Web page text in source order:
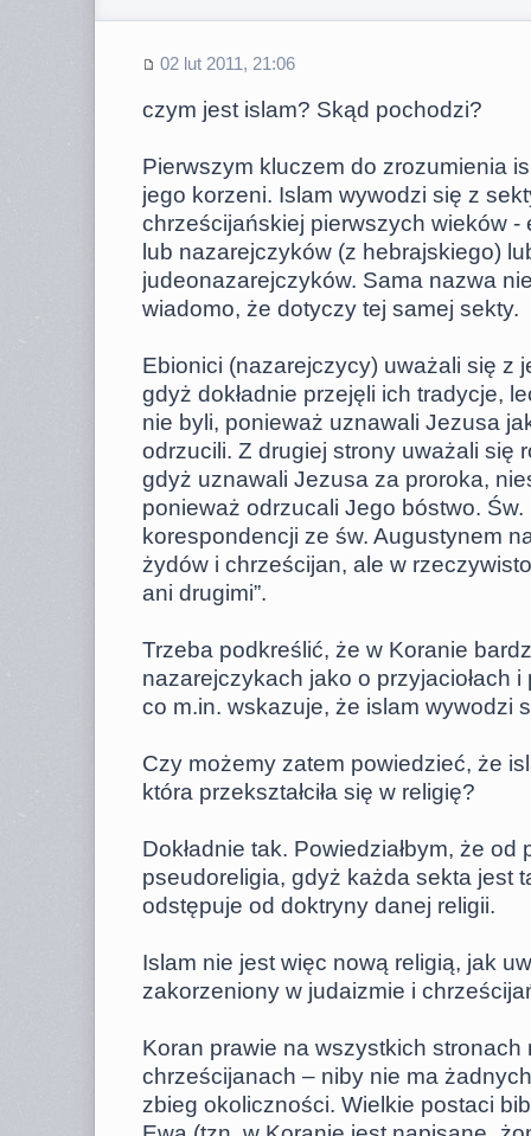
02 lut 2011, 21:06
czym jest islam? Skąd pochodzi?
Pierwszym kluczem do zrozumienia
jego korzeni. Islam wywodzi się z
chrześcijańskiej pierwszych wieków -
lub nazarejczyków (z hebrajskiego)
judeonazarejczyków. Sama nazwa
wiadomo, że dotyczy tej samej sekty.
Ebionici (nazarejczycy) uważali się z
gdyż dokładnie przejęli ich tradycje,
nie byli, ponieważ uznawali Jezusa
odrzucili. Z drugiej strony uważali się
gdyż uznawali Jezusa za proroka,
ponieważ odrzucali Jego bóstwo. Św.
korespondencji ze św. Augustynem
żydów i chrześcijan, ale w
ani drugimi”.
Trzeba podkreślić, że w Koranie
nazarejczykach jako o przyjaciołach i
co m.in. wskazuje, że islam wywodzi
Czy możemy zatem powiedzieć, że
która przekształciła się w religię?
Dokładnie tak. Powiedziałbym, że od
pseudoreligia, gdyż każda sekta jest
odstępuje od doktryny danej religii.
Islam nie jest więc nową religią, jak
zakorzeniony w judaizmie i
Koran prawie na wszystkich stronach
chrześcijanach – niby nie ma
zbieg okoliczności. Wielkie postaci